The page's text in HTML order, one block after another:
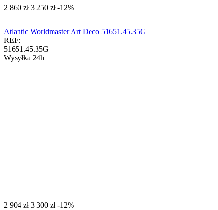
‍2 860‍ zł ‍3 250‍ zł -12%
Atlantic Worldmaster Art Deco 51651.45.35G
REF:
51651.45.35G
Wysyłka 24h
‍2 904‍ zł ‍3 300‍ zł -12%